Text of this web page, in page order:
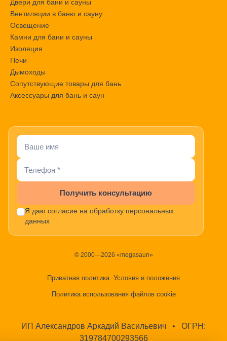
Двери для бани и сауны
Вентиляции в баню и сауну
Освещение
Камни для бани и сауны
Изоляция
Печи
Дымоходы
Сопутствующие товары для бань
Аксессуары для бань и саун
Получить консультацию
Я даю согласие на обработку персональных
данных
© 2000—2026 «megasaun»
Приватная политика Условия и положения
Политика использования файлов cookie
ИП Александров Аркадий Васильевич •
ОГРН:
319784700293566